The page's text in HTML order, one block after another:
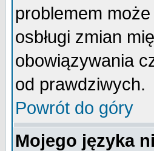
problemem
osbługi zmian
obowiązywania
od prawdziwych.
Powrót do góry
Mojego języka